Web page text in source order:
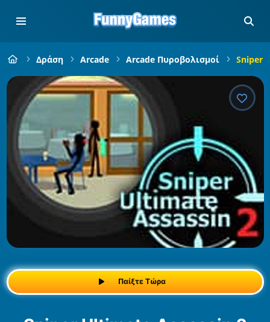
Δράση Arcade Arcade Πυροβολισμοί Sniper
Παίξτε Τώρα